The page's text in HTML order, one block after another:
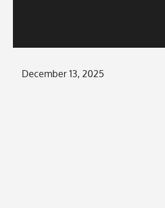
Posted
December 13, 2025